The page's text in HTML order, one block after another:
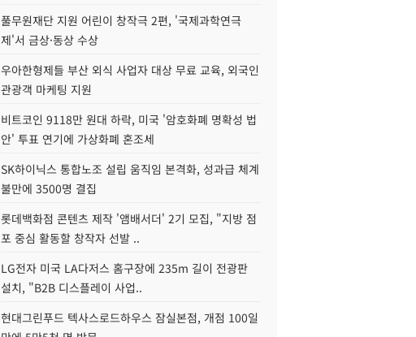
풀무원재단 지원 어린이 창작극 2편, '국제과학연극
제'서 금상·동상 수상
우아한형제들 부산 외식 사업자 대상 무료 교육, 외국인
관광객 마케팅 지원
비트코인 9118만 원대 하락, 미국 '암호화폐 명확성 법
안' 투표 연기에 가상화폐 혼조세
SK하이닉스 통합노조 설립 움직임 본격화, 성과급 체계
불만에 3500명 결집
롯데백화점 콘텐츠 제작 '앰배서더' 2기 모집, "지방 점
포 중심 활동할 창작자 선발 ..
LG전자 미국 LA다저스 홈구장에 235m 길이 전광판
설치, "B2B 디스플레이 사업..
현대그린푸드 텍사스로드하우스 잠실본점, 개점 100일